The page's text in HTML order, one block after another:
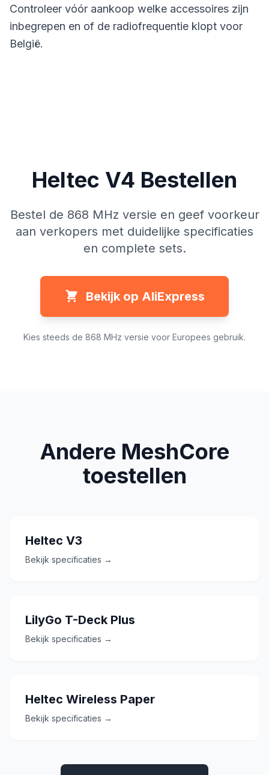
Controleer vóór aankoop welke accessoires zijn
inbegrepen en of de radiofrequentie klopt voor
België.
Heltec V4 Bestellen
Bestel de 868 MHz versie en geef voorkeur
aan verkopers met duidelijke specificaties
en complete sets.
Bekijk op AliExpress
Kies steeds de 868 MHz versie voor Europees gebruik.
Andere MeshCore
toestellen
Heltec V3
Bekijk specificaties →
LilyGo T-Deck Plus
Bekijk specificaties →
Heltec Wireless Paper
Bekijk specificaties →